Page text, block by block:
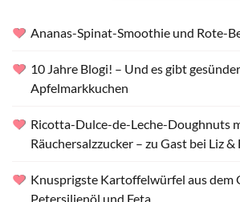
Ananas-Spinat-Smoothie und Rote-
10 Jahre Blogi! – Und es gibt
Apfelmarkkuchen
Ricotta-Dulce-de-Leche-Doughnuts
Räuchersalzzucker – zu Gast bei Liz &
Knusprigste Kartoffelwürfel aus dem
Petersilienöl und Feta